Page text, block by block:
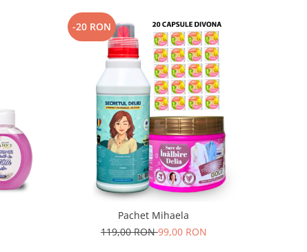
-20 RON
Pachet Mihaela
119,00 RON99,00 RON